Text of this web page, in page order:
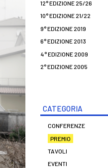
12° EDIZIONE 25/26
10° EDIZIONE 21/22
9° EDIZIONE 2019
6° EDIZIONE 2013
4° EDIZIONE 2009
2° EDIZIONE 2005
CATEGORIA
CONFERENZE
PREMIO
TAVOLI
EVENTI